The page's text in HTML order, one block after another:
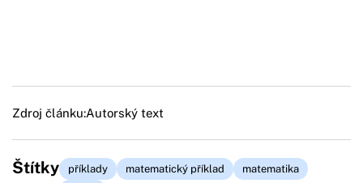
Zdroj článku:Autorský text
Štítky příklady matematický příklad
matematika